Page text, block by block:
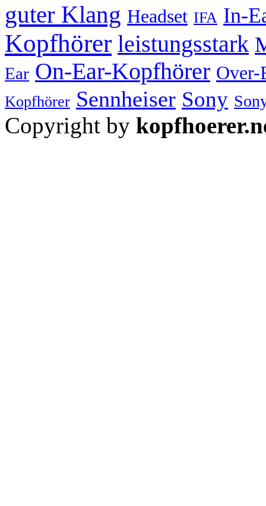
guter Klang Headset IFA In-
Kopfhörer leistungsstark
Ear On-Ear-Kopfhörer Over-
Kopfhörer Sennheiser Sony
Copyright by